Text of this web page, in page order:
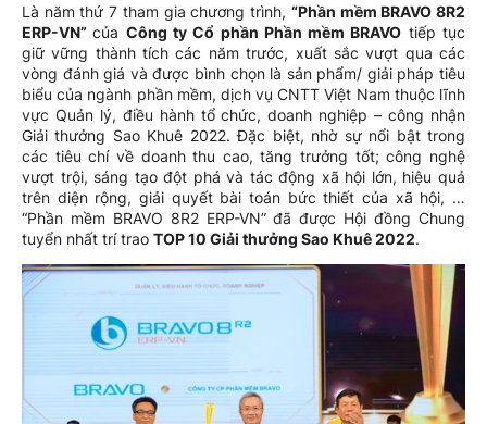
Là năm thứ 7 tham gia chương trình, “Phần mềm BRAVO 8R2
ERP-VN”của Công ty Cổ phần Phần mềm BRAVO tiếp tục
giữ vững thành tích các năm trước, xuất sắc vượt qua các
vòng đánh giá và được bình chọn là sản phẩm/ giải pháp tiêu
biểu của ngành phần mềm, dịch vụ CNTT Việt Nam thuộc lĩnh
vực Quản lý, điều hành tổ chức, doanh nghiệp – công nhận
Giải thưởng Sao Khuê 2022. Đặc biệt, nhờ sự nổi bật trong
các tiêu chí về doanh thu cao, tăng trưởng tốt; công nghệ
vượt trội, sáng tạo đột phá và tác động xã hội lớn, hiệu quả
trên diện rộng, giải quyết bài toán bức thiết của xã hội, …
“Phần mềm BRAVO 8R2 ERP-VN” đã được Hội đồng Chung
tuyển nhất trí trao TOP 10 Giải thưởng Sao Khuê 2022.